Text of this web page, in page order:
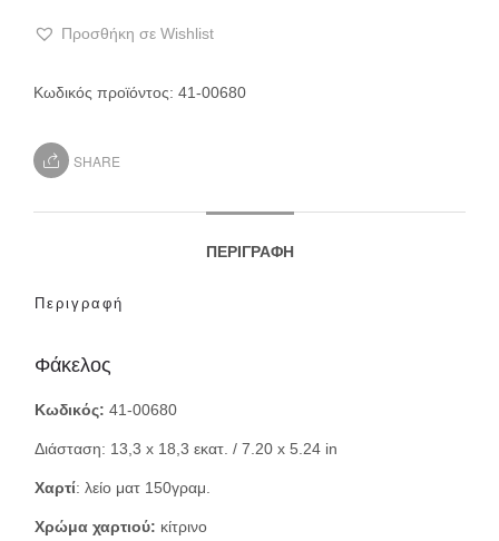
Προσθήκη σε Wishlist
Κωδικός προϊόντος: 41-00680
SHARE
ΠΕΡΙΓΡΑΦΉ
Περιγραφή
Φάκελος
Κωδικός: 41-00680
Διάσταση: 13,3 x 18,3 εκατ. / 7.20 x 5.24 in
Χαρτί: λείο ματ 150γραμ.
Χρώμα χαρτιού: κίτρινο